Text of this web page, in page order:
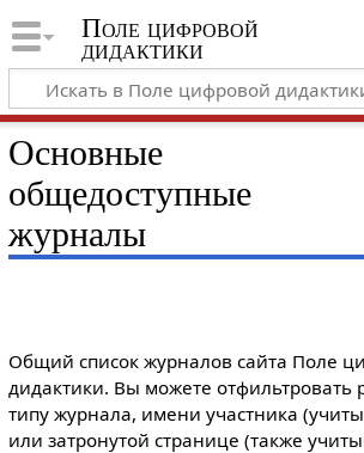
Поле цифровой
дидактики
Основные
общедоступные
журналы
Общий список журналов сайта Поле
дидактики. Вы можете отфильтровать
типу журнала, имени участника
или затронутой странице (также